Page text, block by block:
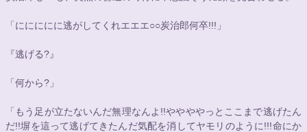
「ににににに逃がしてくれエエエ○○炭治郎何卒!!!」
『逃げる?』
「何から?」
「もう足が立たないんだ無理なんよ!!ややややっとここまで逃げたん
だ!!塀を這って逃げてきたんだ気配を消してヤモリのように!!!命にか